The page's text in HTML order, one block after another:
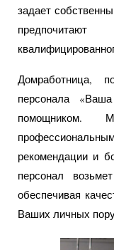
задает
Домработница,
персонала
помощником.
рекомендации и
персонал
обеспечивая
Ваших личных